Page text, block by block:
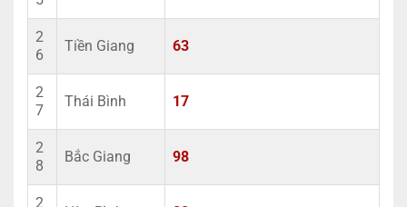
2
6
Tiền Giang 63
2
7
Thái Bình 17
2
8
Bắc Giang 98
2